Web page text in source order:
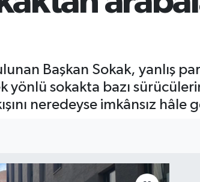
Başkan Sokak, yanlış
sokakta bazı
neredeyse imkânsız hâle